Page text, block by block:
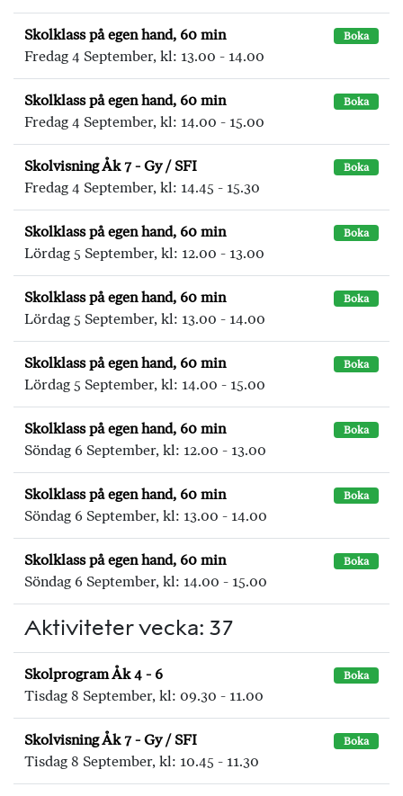
Skolklass på egen hand, 60 min Boka
Fredag 4 September, kl: 13.00 - 14.00
Skolklass på egen hand, 60 min Boka
Fredag 4 September, kl: 14.00 - 15.00
Skolvisning Åk 7 - Gy / SFI Boka
Fredag 4 September, kl: 14.45 - 15.30
Skolklass på egen hand, 60 min Boka
Lördag 5 September, kl: 12.00 - 13.00
Skolklass på egen hand, 60 min Boka
Lördag 5 September, kl: 13.00 - 14.00
Skolklass på egen hand, 60 min Boka
Lördag 5 September, kl: 14.00 - 15.00
Skolklass på egen hand, 60 min Boka
Söndag 6 September, kl: 12.00 - 13.00
Skolklass på egen hand, 60 min Boka
Söndag 6 September, kl: 13.00 - 14.00
Skolklass på egen hand, 60 min Boka
Söndag 6 September, kl: 14.00 - 15.00
Aktiviteter vecka: 37
Skolprogram Åk 4 - 6 Boka
Tisdag 8 September, kl: 09.30 - 11.00
Skolvisning Åk 7 - Gy / SFI Boka
Tisdag 8 September, kl: 10.45 - 11.30